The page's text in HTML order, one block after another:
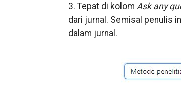
3. Tepat di kolom Ask any
dari jurnal. Semisal penulis
dalam jurnal.